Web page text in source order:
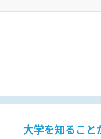
大学を知ること